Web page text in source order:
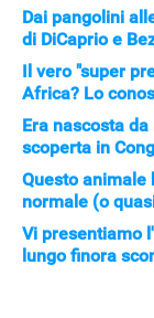
STREAMING E SERIE TV
Dai pangolini
di DiCaprio e
Il vero "super
Africa? Lo
Era nascosta
scoperta in
Questo animale
normale (o
Vi presentiamo
lungo finora